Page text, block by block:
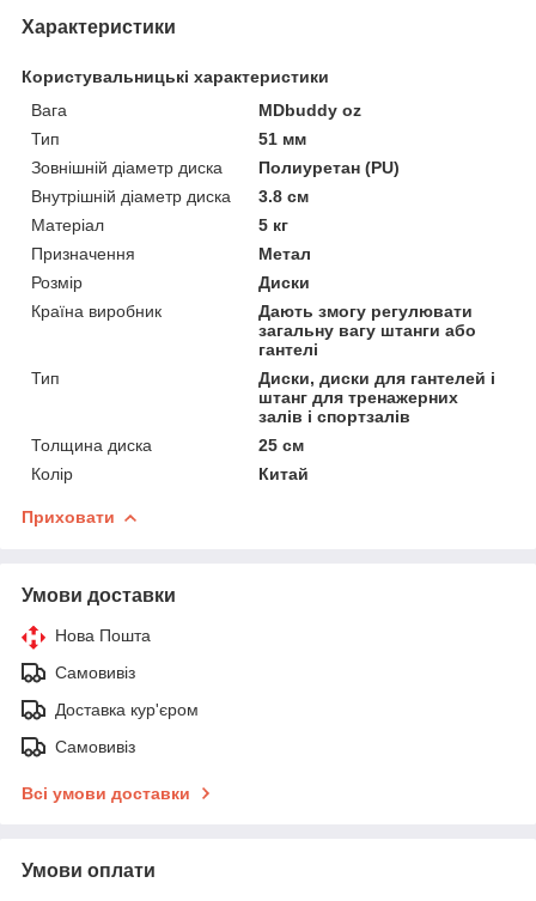
Характеристики
Користувальницькі характеристики
Вага
MDbuddy oz
Тип
51 мм
Зовнішній діаметр диска
Полиуретан (PU)
Внутрішній діаметр диска
3.8 см
Матеріал
5 кг
Призначення
Метал
Розмір
Диски
Країна виробник
Дають змогу регулювати
загальну вагу штанги або
гантелі
Тип
Диски, диски для гантелей і
штанг для тренажерних
залів і спортзалів
Толщина диска
25 см
Колір
Китай
Приховати
Умови доставки
Нова Пошта
Самовивіз
Доставка кур'єром
Самовивіз
Всі умови доставки
Умови оплати